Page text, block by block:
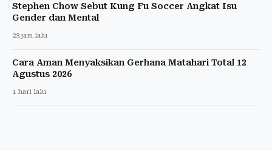
Stephen Chow Sebut Kung Fu Soccer Angkat Isu
Gender dan Mental
23 jam lalu
Cara Aman Menyaksikan Gerhana Matahari Total 12
Agustus 2026
1 hari lalu